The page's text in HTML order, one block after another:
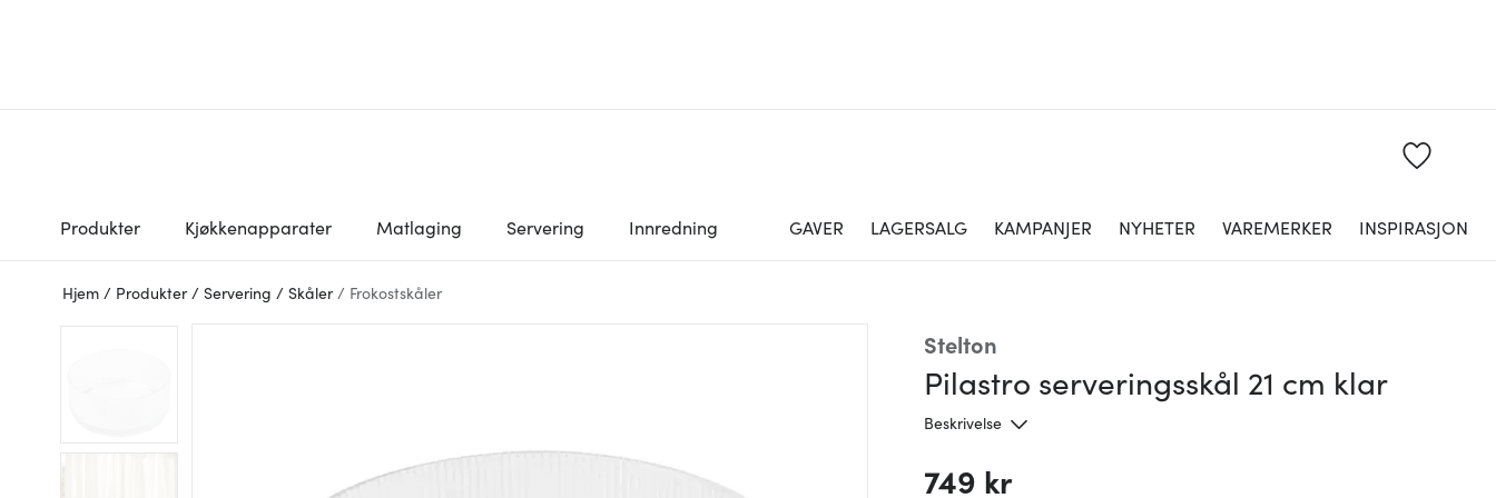
Produkter Kjøkkenapparater Matlaging Servering Innredning GAVER LAGERSALG KAMPANJER NYHETER VAREMERKER INSPIRASJON
Hjem / Produkter / Servering / Skåler / Frokostskåler
Stelton
Pilastro serveringsskål 21 cm klar
Beskrivelse
749 kr